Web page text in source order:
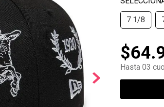
7 1/8
$64.
Hasta 03
xt-6
8.
new balance
9
zapatillas hombre
10
zapatillas nike